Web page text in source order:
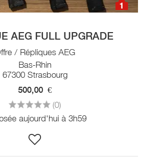
1
AEG FULL UPGRADE
/ Répliques AEG
Bas-Rhin
67300 Strasbourg
500,00 €
(0)
aujourd'hui à 3h59